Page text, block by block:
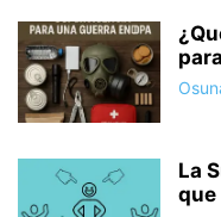
La
que